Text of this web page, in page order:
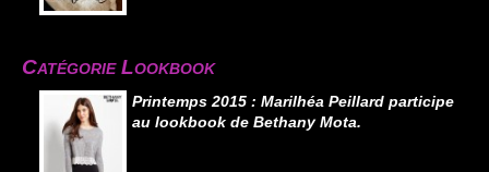
Catégorie Lookbook
Printemps 2015 : Marilhéa Peillard participe
au lookbook de Bethany Mota.